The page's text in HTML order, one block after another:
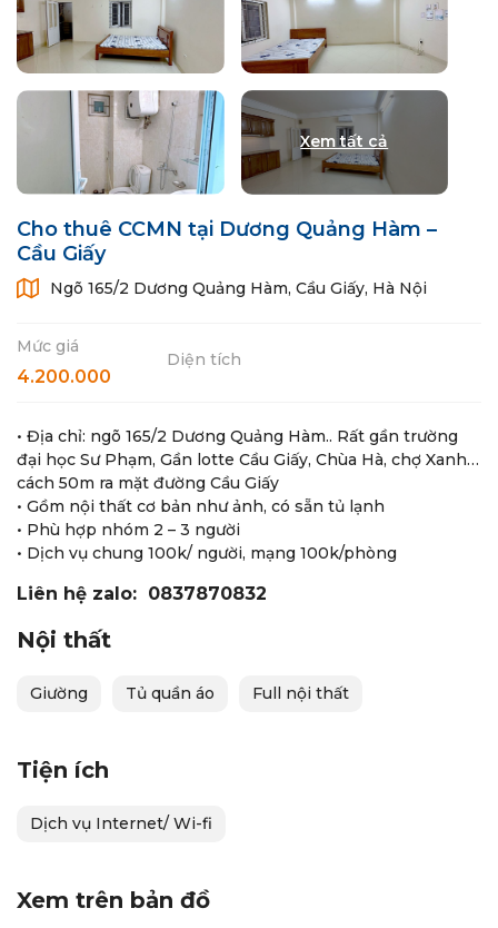
Cho thuê CCMN tại Dương Quảng Hàm –
Cầu Giấy
Ngõ 165/2 Dương Quảng Hàm, Cầu Giấy, Hà Nội
Mức giá
4.200.000
Diện tích
• Địa chỉ: ngõ 165/2 Dương Quảng Hàm.. Rất gần trường
đại học Sư Phạm, Gần lotte Cầu Giấy, Chùa Hà, chợ Xanh…
cách 50m ra mặt đường Cầu Giấy
• Gồm nội thất cơ bản như ảnh, có sẵn tủ lạnh
• Phù hợp nhóm 2 – 3 người
• Dịch vụ chung 100k/ người, mạng 100k/phòng
Liên hệ zalo: 0837870832
Nội thất
Giường Tủ quần áo Full nội thất
Tiện ích
Dịch vụ Internet/ Wi-fi
Xem trên bản đồ